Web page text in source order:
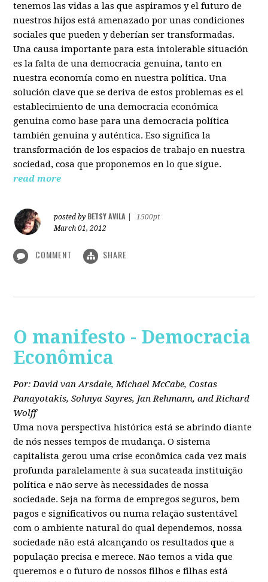
tenemos las vidas a las que aspiramos y el futuro de
nuestros hijos está amenazado por unas condiciones
sociales que pueden y deberían ser transformadas.
Una causa importante para esta intolerable situación
es la falta de una democracia genuina, tanto en
nuestra economía como en nuestra política. Una
solución clave que se deriva de estos problemas es el
establecimiento de una democracia económica
genuina como base para una democracia política
también genuina y auténtica. Eso significa la
transformación de los espacios de trabajo en nuestra
sociedad, cosa que proponemos en lo que sigue.
read more
posted by BETSY AVILA
1500pt
March 01, 2012
COMMENT SHARE
O manifesto - Democracia
Econômica
Por: David van Arsdale, Michael McCabe, Costas
Panayotakis, Sohnya Sayres, Jan Rehmann, and Richard
Wolff
Uma nova perspectiva histórica está se abrindo diante
de nós nesses tempos de mudança. O sistema
capitalista gerou uma crise econômica cada vez mais
profunda paralelamente à sua sucateada instituição
política e não serve às necessidades de nossa
sociedade. Seja na forma de empregos seguros, bem
pagos e significativos ou numa relação sustentável
com o ambiente natural do qual dependemos, nossa
sociedade não está alcançando os resultados que a
população precisa e merece. Não temos a vida que
queremos e o futuro de nossos filhos e filhas está